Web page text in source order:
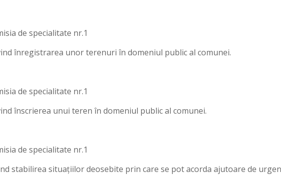
de specialitate nr.1
înregistrarea unor terenuri în domeniul public al comunei.
de specialitate nr.1
înscrierea unui teren în domeniul public al comunei.
de specialitate nr.1
stabilirea situațiilor deosebite prin care se pot acorda ajutoare de